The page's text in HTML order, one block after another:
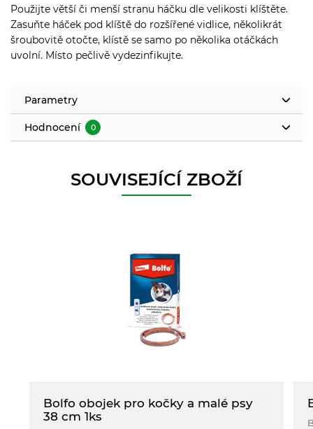
Použijte větší či menší stranu háčku dle velikosti klíštěte.
Zasuňte háček pod klíště do rozšířené vidlice, několikrát
šroubovitě otočte, klístě se samo po několika otáčkách
uvolní. Místo pečlivě vydezinfikujte.
Parametry
Hodnocení 0
SOUVISEJÍCÍ ZBOŽÍ
Bolfo obojek pro kočky a malé psy
38 cm 1ks